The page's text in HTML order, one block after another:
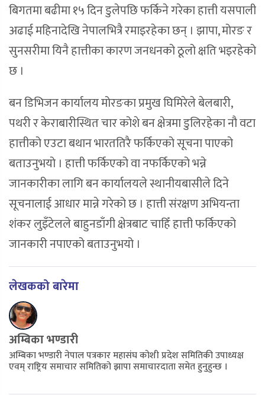
बिगतमा बढीमा १५ दिन डुलेपछि फर्किने गरेका हात्ती यसपाली
अढाई महिनादेखि नेपालभित्रै रमाइरहेका छन् । झापा, मोरङ र
सुनसरीमा यिनै हात्तीका कारण जनधनको ठूलो क्षति भइरहेको
छ ।
बन डिभिजन कार्यालय मोरङका प्रमुख घिमिरेले बेलबारी,
पथरी र केराबारीस्थित चार कोशे बन क्षेत्रमा डुलिरहेका नौ वटा
हात्तीको एउटा बथान भारततिरै फर्किएको सूचना पाएको
बताउनुभयो । हात्ती फर्किएको वा नफर्किएको भन्ने
जानकारीका लागि बन कार्यालयले स्थानीयबासीले दिने
सूचनालाई आधार मान्ने गरेको छ । हात्ती संरक्षण अभियन्ता
शंकर लुइँटेलले बाहुनडाँगी क्षेत्रबाट चाहिँ हात्ती फर्किएको
जानकारी नपाएको बताउनुभयो ।
लेखकको बारेमा
अम्बिका भण्डारी
अम्बिका भण्डारी नेपाल पत्रकार महासंघ कोशी प्रदेश समितिकी उपाध्यक्ष
एवम् राष्ट्रिय समाचार समितिको झापा समाचारदाता समेत हुनुहुन्छ ।